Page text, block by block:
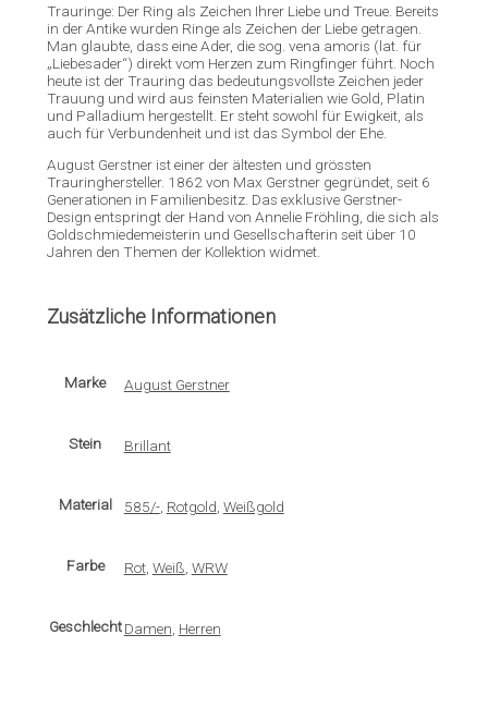
Trauringe: Der Ring als Zeichen Ihrer Liebe und Treue. Bereits
in der Antike wurden Ringe als Zeichen der Liebe getragen.
Man glaubte, dass eine Ader, die sog. vena amoris (lat. für
„Liebesader“) direkt vom Herzen zum Ringfinger führt. Noch
heute ist der Trauring das bedeutungsvollste Zeichen jeder
Trauung und wird aus feinsten Materialien wie Gold, Platin
und Palladium hergestellt. Er steht sowohl für Ewigkeit, als
auch für Verbundenheit und ist das Symbol der Ehe.
August Gerstner ist einer der ältesten und grössten
Trauringhersteller. 1862 von Max Gerstner gegründet, seit 6
Generationen in Familienbesitz. Das exklusive Gerstner-
Design entspringt der Hand von Annelie Fröhling, die sich als
Goldschmiedemeisterin und Gesellschafterin seit über 10
Jahren den Themen der Kollektion widmet.
Zusätzliche Informationen
Marke August Gerstner
Stein Brillant
Material 585/-, Rotgold Weißgold
Farbe Rot, Weiß WRW
Geschlecht Damen Herren